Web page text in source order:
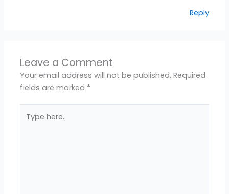
Reply
Leave a Comment
Your email address will not be published. Required
fields are marked *
here..